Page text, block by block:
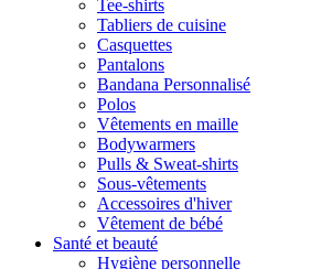
Tee-shirts
Tabliers de cuisine
Casquettes
Pantalons
Bandana Personnalisé
Polos
Vêtements en maille
Bodywarmers
Pulls & Sweat-shirts
Sous-vêtements
Accessoires d'hiver
Vêtement de bébé
Santé et beauté
Hygiène personnelle